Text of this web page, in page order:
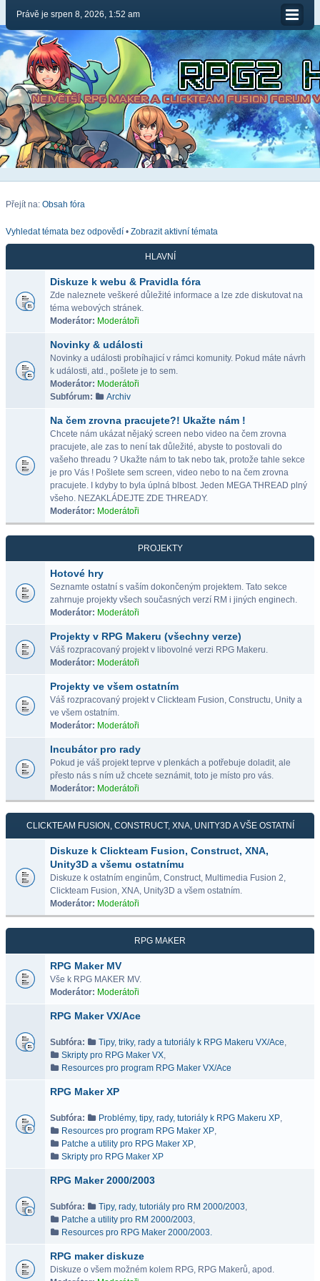
Právě je srpen 8, 2026, 1:52 am
Přejít na: Obsah fóra
Vyhledat témata bez odpovědí • Zobrazit aktivní témata
HLAVNÍ
Diskuze k webu & Pravidla fóra
Zde naleznete veškeré důležité informace a lze zde diskutovat na
téma webových stránek.
Moderátor: Moderátoři
Novinky & události
Novinky a události probíhajicí v rámci komunity. Pokud máte návrh
k události, atd., pošlete je to sem.
Moderátor: Moderátoři
Subfórum:
Archiv
Na čem zrovna pracujete?! Ukažte nám !
Chcete nám ukázat nějaký screen nebo video na čem zrovna
pracujete, ale zas to není tak důležité, abyste to postovali do
vašeho threadu ? Ukažte nám to tak nebo tak, protože tahle sekce
je pro Vás ! Pošlete sem screen, video nebo to na čem zrovna
pracujete. I kdyby to byla úplná blbost. Jeden MEGA THREAD plný
všeho. NEZAKLÁDEJTE ZDE THREADY.
Moderátor: Moderátoři
PROJEKTY
Hotové hry
Seznamte ostatní s vaším dokončeným projektem. Tato sekce
zahrnuje projekty všech současných verzí RM i jiných enginech.
Moderátor: Moderátoři
Projekty v RPG Makeru (všechny verze)
Váš rozpracovaný projekt v libovolné verzi RPG Makeru.
Moderátor: Moderátoři
Projekty ve všem ostatním
Váš rozpracovaný projekt v Clickteam Fusion, Constructu, Unity a
ve všem ostatním.
Moderátor: Moderátoři
Incubátor pro rady
Pokud je váš projekt teprve v plenkách a potřebuje doladit, ale
přesto nás s ním už chcete seznámit, toto je místo pro vás.
Moderátor: Moderátoři
CLICKTEAM FUSION, CONSTRUCT, XNA, UNITY3D A VŠE OSTATNÍ
Diskuze k Clickteam Fusion, Construct, XNA,
Unity3D a všemu ostatnímu
Diskuze k ostatním enginům, Construct, Multimedia Fusion 2,
Clickteam Fusion, XNA, Unity3D a všem ostatním.
Moderátor: Moderátoři
RPG MAKER
RPG Maker MV
Vše k RPG MAKER MV.
Moderátor: Moderátoři
RPG Maker VX/Ace
Subfóra: Tipy, triky, rady a tutoriály k RPG Makeru VX/Ace,
Skripty pro RPG Maker VX,
Resources pro program RPG Maker VX/Ace
RPG Maker XP
Subfóra: Problémy, tipy, rady, tutoriály k RPG Makeru XP,
Resources pro program RPG Maker XP,
Patche a utility pro RPG Maker XP,
Skripty pro RPG Maker XP
RPG Maker 2000/2003
Subfóra: Tipy, rady, tutoriály pro RM 2000/2003,
Patche a utility pro RM 2000/2003,
Resources pro RPG Maker 2000/2003.
RPG maker diskuze
Diskuze o všem možném kolem RPG, RPG Makerů, apod.